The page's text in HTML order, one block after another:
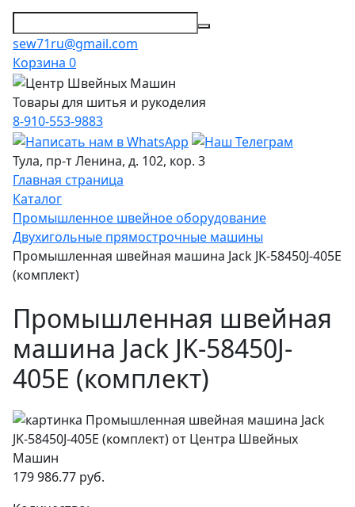
sew71ru@gmail.com
Корзина 0
Товары для шитья и рукоделия
8-910-553-9883
Тула, пр-т Ленина, д. 102, кор. 3
Главная страница
Каталог
Промышленное швейное оборудование
Двухигольные прямострочные машины
Промышленная швейная машина Jack JK-58450J-405E
(комплект)
Промышленная швейная
машина Jack JK-58450J-
405E (комплект)
179 986.77 руб.